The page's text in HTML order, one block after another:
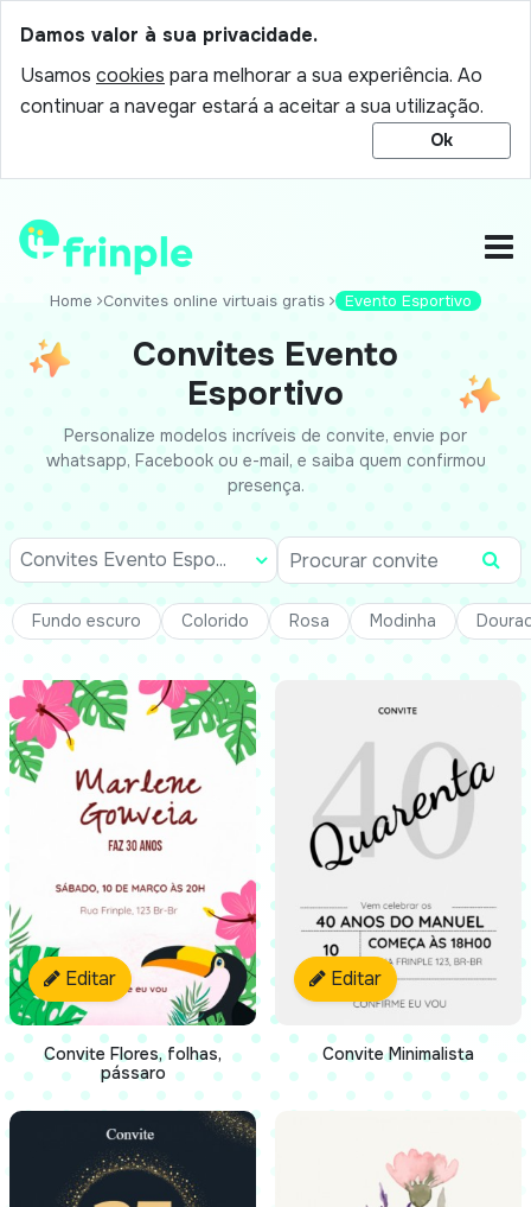
Damos valor à sua privacidade.
Usamos cookies para melhorar a sua experiência. Ao
continuar a navegar estará a aceitar a sua utilização.
Ok
Home Convites online virtuais gratis Evento Esportivo
Convites Evento
Esportivo
Personalize modelos incríveis de convite, envie por
whatsapp, Facebook ou e-mail, e saiba quem confirmou
presença.
Convites Evento Espo...
Fundo escuro Colorido Rosa Modinha
Editar
Convite Flores, folhas,
pássaro
Editar
Convite Minimalista